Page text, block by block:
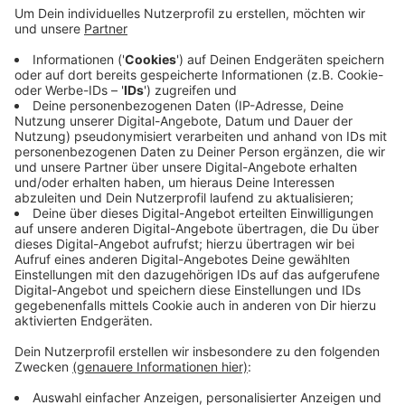
besonders von der Pandemie betroffenen
Gruppen.
Die Kundgebung steigt am Elisenbrunnen und
beginnt am Samstagnachmittag um 15 Uhr. Dabei
gelten 2G+ und FFP2-Maskenpflicht.
Zu den Initiatoren gehören unter anderem SPD,
Grüne und Seebrücke Aachen.
Veröffentlicht:Dienstag, 04.01.2022 12:52
Anzeige
Anzeige